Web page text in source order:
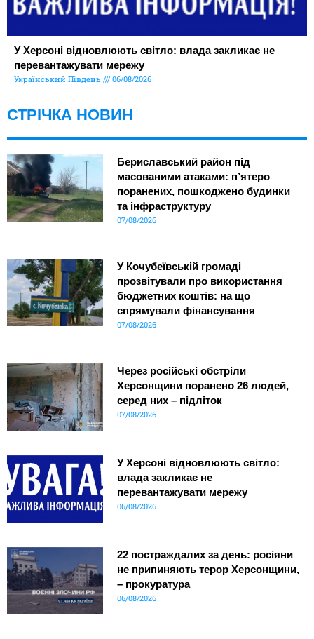
У Херсоні відновлюють світло: влада закликає не
перевантажувати мережу
Український Південь 06/08/2026
СТРІЧКА НОВИН
Бериславський район під
масованими атаками: п’ятеро
поранених, пошкоджено будинки
та інфраструктуру
07/08/2026
У Кочубеївській громаді
прозвітували про використання
бюджетних коштів: на що
спрямували фінансування
07/08/2026
Через російські обстріли
Херсонщини поранено 26 людей,
серед них – підліток
07/08/2026
У Херсоні відновлюють світло:
влада закликає не
перевантажувати мережу
06/08/2026
22 постраждалих за день: росіяни
не припиняють терор Херсонщини,
– прокуратура
06/08/2026